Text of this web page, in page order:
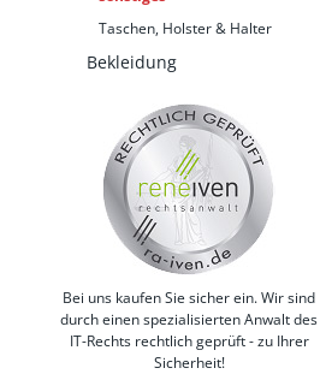
Taschen, Holster & Halter
Bekleidung
Bei uns kaufen Sie sicher ein. Wir sind
durch einen spezialisierten Anwalt des
IT-Rechts rechtlich geprüft - zu Ihrer
Sicherheit!